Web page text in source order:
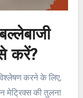
करें?
करने के लिए,
मेट्रिक्स की तुलना